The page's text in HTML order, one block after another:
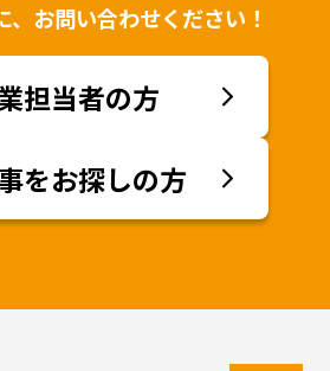
、お問い合わせください！
担当者の方
をお探しの方